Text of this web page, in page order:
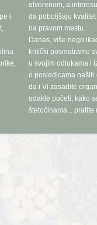
i
otvorenom, a
da poboljšaju
na pravom mestu.
Danas, više nego
kritički posmatramo
u svojim odlukama i
o posledicama naših
da i Vi zasadite
odakle početi, kako
štetočinama... pratite